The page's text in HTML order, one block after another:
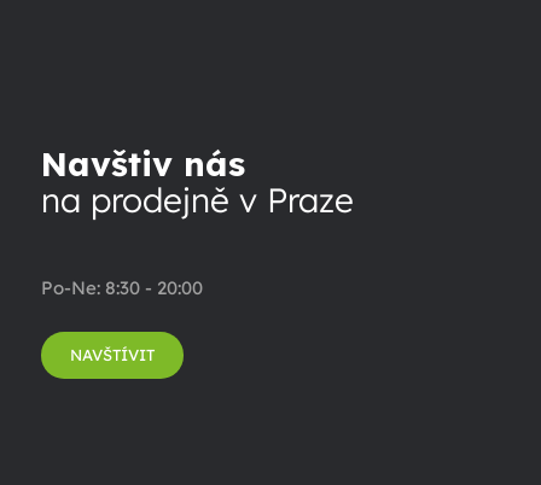
Navštiv nás
na prodejně v Praze
Po-Ne: 8:30 - 20:00
NAVŠTÍVIT